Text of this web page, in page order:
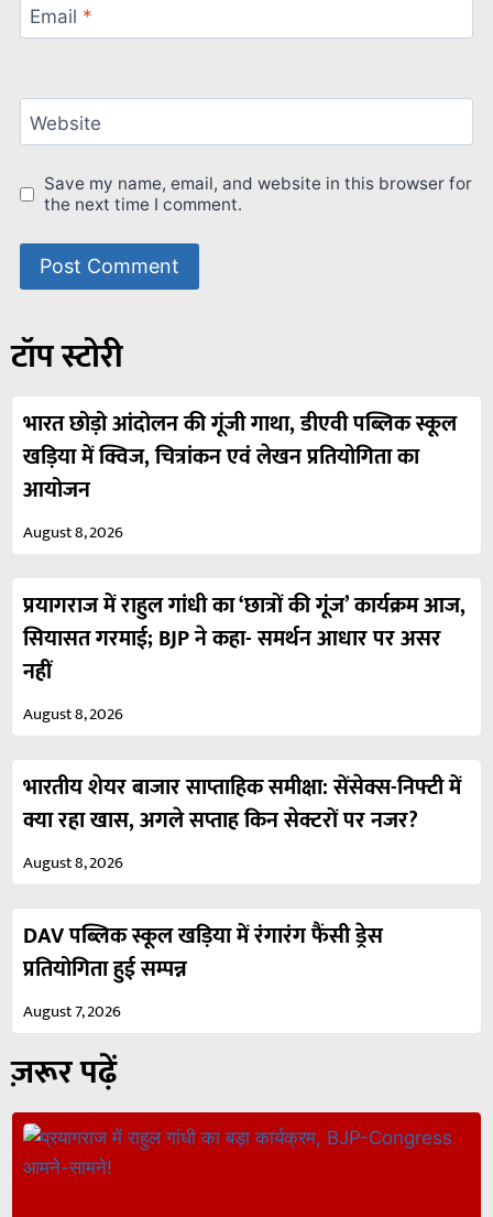
Email *
Website
Save my name, email, and website in this browser for
the next time I comment.
टॉप स्टोरी
भारत छोड़ो आंदोलन की गूंजी गाथा, डीएवी पब्लिक स्कूल
खड़िया में क्विज, चित्रांकन एवं लेखन प्रतियोगिता का
आयोजन
August 8, 2026
प्रयागराज में राहुल गांधी का ‘छात्रों की गूंज’ कार्यक्रम आज,
सियासत गरमाई; BJP ने कहा- समर्थन आधार पर असर
नहीं
August 8, 2026
भारतीय शेयर बाजार साप्ताहिक समीक्षा: सेंसेक्स-निफ्टी में
क्या रहा खास, अगले सप्ताह किन सेक्टरों पर नजर?
August 8, 2026
DAV पब्लिक स्कूल खड़िया में रंगारंग फैंसी ड्रेस
प्रतियोगिता हुई सम्पन्न
August 7, 2026
ज़रूर पढ़ें